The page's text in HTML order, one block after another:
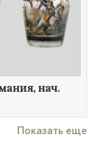
нач.
Показать еще